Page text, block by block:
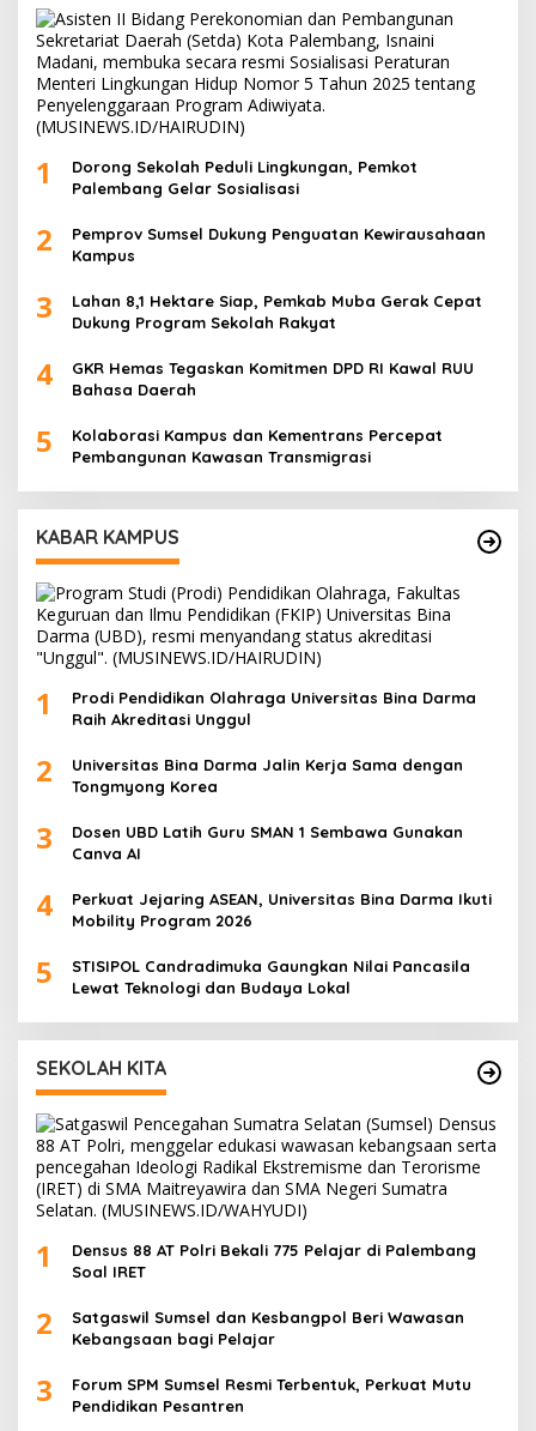
1
Dorong Sekolah Peduli Lingkungan, Pemkot
Palembang Gelar Sosialisasi
2
Pemprov Sumsel Dukung Penguatan Kewirausahaan
Kampus
3
Lahan 8,1 Hektare Siap, Pemkab Muba Gerak Cepat
Dukung Program Sekolah Rakyat
4
GKR Hemas Tegaskan Komitmen DPD RI Kawal RUU
Bahasa Daerah
5
Kolaborasi Kampus dan Kementrans Percepat
Pembangunan Kawasan Transmigrasi
KABAR KAMPUS
1
Prodi Pendidikan Olahraga Universitas Bina Darma
Raih Akreditasi Unggul
2
Universitas Bina Darma Jalin Kerja Sama dengan
Tongmyong Korea
3
Dosen UBD Latih Guru SMAN 1 Sembawa Gunakan
Canva AI
4
Perkuat Jejaring ASEAN, Universitas Bina Darma Ikuti
Mobility Program 2026
5
STISIPOL Candradimuka Gaungkan Nilai Pancasila
Lewat Teknologi dan Budaya Lokal
SEKOLAH KITA
1
Densus 88 AT Polri Bekali 775 Pelajar di Palembang
Soal IRET
2
Satgaswil Sumsel dan Kesbangpol Beri Wawasan
Kebangsaan bagi Pelajar
3
Forum SPM Sumsel Resmi Terbentuk, Perkuat Mutu
Pendidikan Pesantren